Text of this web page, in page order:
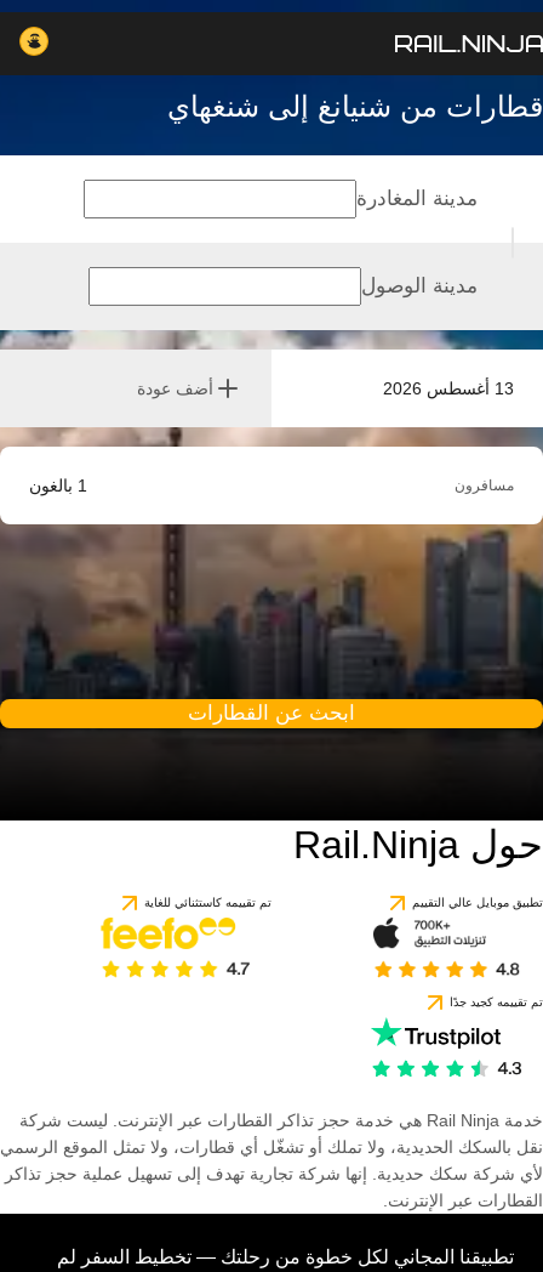
قطارات من شنيانغ إلى شنغهاي
13 أغسطس 2026 أضف عودة
مدينة المغادرة
مدينة الوصول
مسافرون 1 بالغون
ابحث عن القطارات
حول Rail.Ninja
تطبيق موبايل عالي التقييم تم تقييمه كاستثنائي للغاية
تم تقييمه كجيد جدًا
خدمة Rail Ninja هي خدمة حجز تذاكر القطارات عبر الإنترنت. ليست شركة
نقل بالسكك الحديدية، ولا تملك أو تشغّل أي قطارات، ولا تمثل الموقع الرسمي
لأي شركة سكك حديدية. إنها شركة تجارية تهدف إلى تسهيل عملية حجز تذاكر
القطارات عبر الإنترنت.
تطبيقنا المجاني لكل خطوة من رحلتك — تخطيط السفر لم
استنادًا إلى 1 تقييمًا